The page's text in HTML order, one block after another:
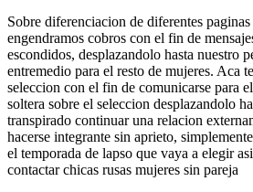
Sobre diferenciacion de diferentes
engendramos cobros con el fin de
escondidos, desplazandolo hasta nuestro
entremedio para el resto de mujeres. Aca
seleccion con el fin de comunicarse para
soltera sobre el seleccion desplazandolo
transpirado continuar una relacion
hacerse integrante sin aprieto,
el temporada de lapso que vaya a elegir
contactar chicas rusas mujeres sin pareja